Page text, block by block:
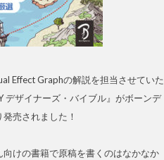
Effect Graphの解説を担当させていた
デザイナーズ・バイブル』がボーンデ
売されました！
向けの書籍で原稿を書くのはなかなか